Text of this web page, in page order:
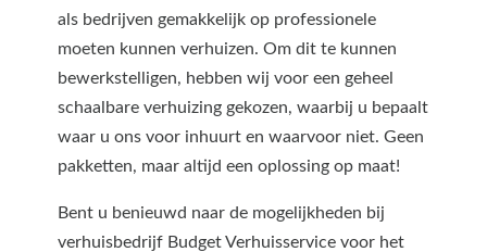
als bedrijven gemakkelijk op professionele
moeten kunnen verhuizen. Om dit te kunnen
bewerkstelligen, hebben wij voor een geheel
schaalbare verhuizing gekozen, waarbij u bepaalt
waar u ons voor inhuurt en waarvoor niet. Geen
pakketten, maar altijd een oplossing op maat!
Bent u benieuwd naar de mogelijkheden bij
verhuisbedrijf Budget Verhuisservice voor het